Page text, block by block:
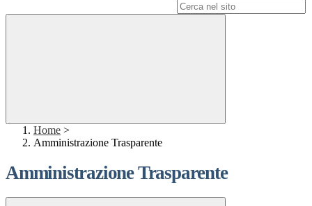
Home >
Amministrazione Trasparente
Amministrazione Trasparente